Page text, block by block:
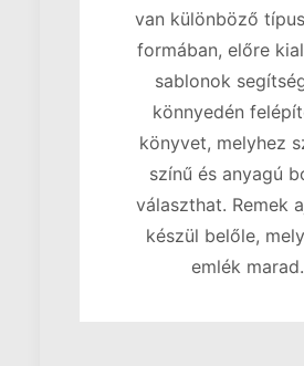
van különböző
formában, előre
sablonok
könnyedén
könyvet, melyhez
színű és anyagú
választhat. Remek
készül belőle,
emlék marad.